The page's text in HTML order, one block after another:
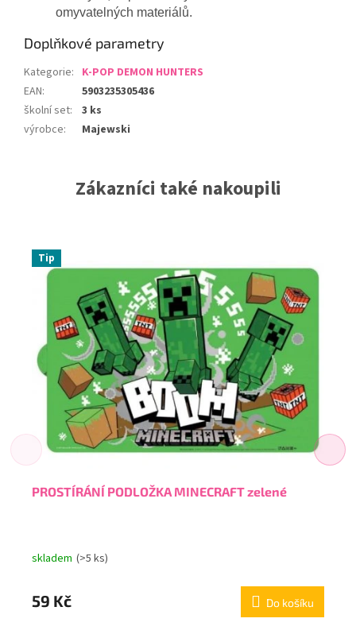
omyvatelných materiálů.
Doplňkové parametry
Kategorie: K-POP DEMON HUNTERS
EAN:
5903235305436
školní set:
3 ks
výrobce: Majewski
Zákazníci také nakoupili
Tip
PROSTÍRÁNÍ PODLOŽKA MINECRAFT zelené
skladem (>5 ks)
59 Kč Do košíku